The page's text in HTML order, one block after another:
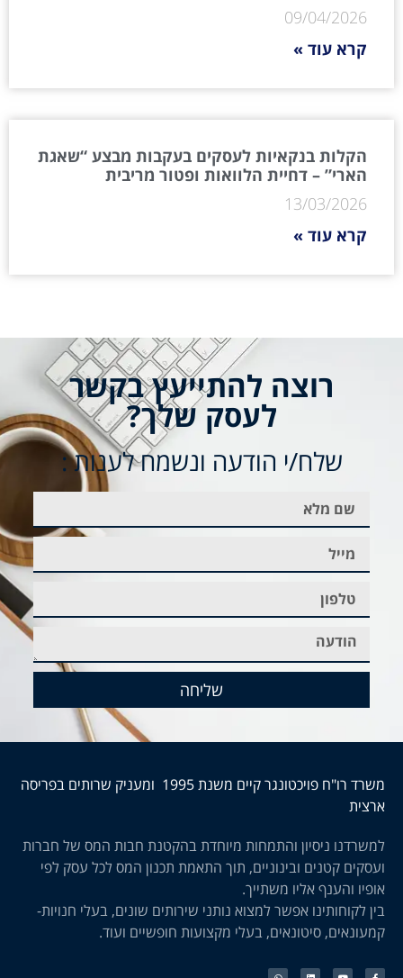
09/04/2026
קרא עוד »
הקלות בנקאיות לעסקים בעקבות מבצע “שאגת
הארי” – דחיית הלוואות ופטור מריבית
13/03/2026
קרא עוד »
רוצה להתייעץ בקשר
לעסק שלך?
שלח/י הודעה ונשמח לענות :
שליחה
משרד רו"ח פויכטונגר קיים משנת 1995 ומעניק שרותים בפריסה
ארצית
למשרדנו ניסיון והתמחות מיוחדת בהקטנת חבות המס של חברות
ועסקים קטנים ובינוניים, תוך התאמת תכנון המס לכל עסק לפי
אופיו והענף אליו משתייך.
בין לקוחותינו אפשר למצוא נותני שירותים שונים, בעלי חנויות-
קמעונאים, סיטונאים, בעלי מקצועות חופשיים ועוד.